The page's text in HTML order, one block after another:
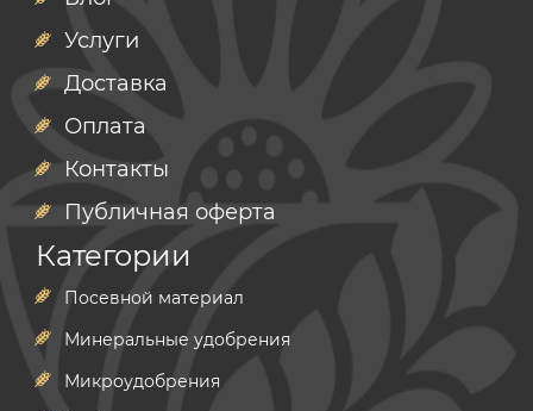
Услуги
Доставка
Оплата
Контакты
Публичная оферта
Категории
Посевной материал
Минеральные удобрения
Микроудобрения